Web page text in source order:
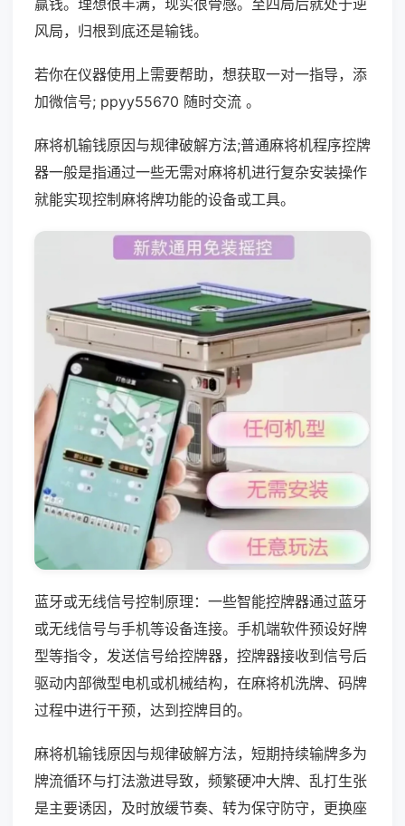
赢钱。理想很丰满，现实很骨感。至四局后就处于逆
风局，归根到底还是输钱。
若你在仪器使用上需要帮助，想获取一对一指导，添
加微信号; ppyy55670 随时交流 。
麻将机输钱原因与规律破解方法;普通麻将机程序控牌
器一般是指通过一些无需对麻将机进行复杂安装操作
就能实现控制麻将牌功能的设备或工具。
蓝牙或无线信号控制原理：一些智能控牌器通过蓝牙
或无线信号与手机等设备连接。手机端软件预设好牌
型等指令，发送信号给控牌器，控牌器接收到信号后
驱动内部微型电机或机械结构，在麻将机洗牌、码牌
过程中进行干预，达到控牌目的。
麻将机输钱原因与规律破解方法，短期持续输牌多为
牌流循环与打法激进导致，频繁硬冲大牌、乱打生张
是主要诱因，及时放缓节奏、转为保守防守，更换座